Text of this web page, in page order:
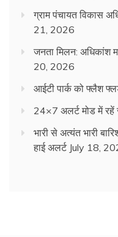
ग्राम पंचायत विकास
21, 2026
जनता मिलन: अधिकांश
20, 2026
आईटी पार्क को फ्लैश
24×7 अलर्ट मोड में रहें
भारी से अत्यंत भारी
हाई अलर्ट July 18,